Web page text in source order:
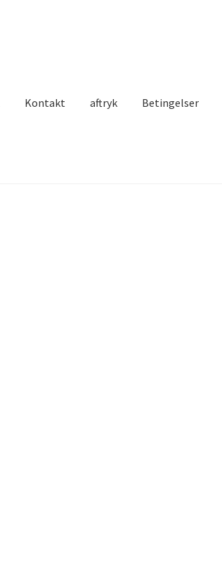
Kontakt aftryk Betingelser